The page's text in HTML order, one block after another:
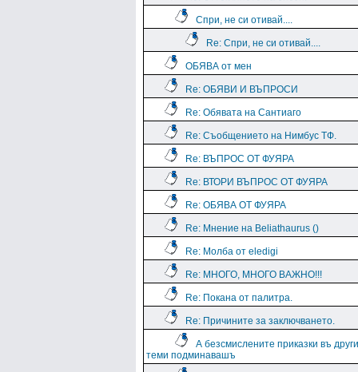
Спри, не си отивай....
Re: Спри, не си отивай....
ОБЯВА от мен
Re: ОБЯВИ И ВЪПРОСИ
Re: Обявата на Сантиаго
Re: Съобщението на Нимбус ТФ.
Re: ВЪПРОС ОТ ФУЯРА
Re: ВТОРИ ВЪПРОС ОТ ФУЯРА
Re: ОБЯВА ОТ ФУЯРА
Re: Мнение на Beliathaurus ()
Re: Молба от eledigi
Re: МНОГО, МНОГО ВАЖНО!!!
Re: Покана от палитра.
Re: Причините за заключването.
А безсмислените приказки въ други
теми подминавашъ